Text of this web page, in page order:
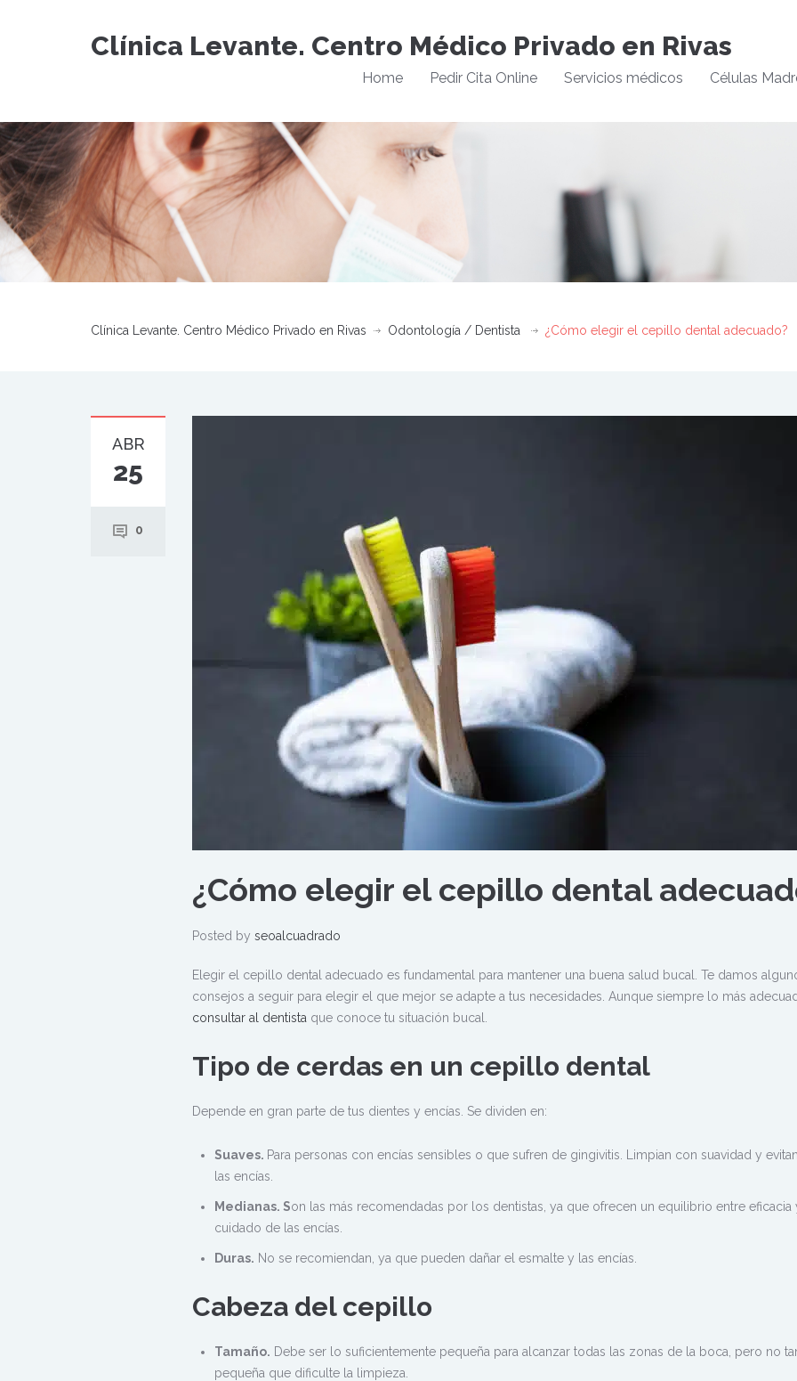
Clínica Levante. Centro Médico Privado en Rivas
Home Pedir Cita Online Servicios médicos Células
Clínica Levante. Centro Médico Privado en Rivas Odontología / Dentista ¿Cómo elegir el cepillo dental adecuado?
ABR
25
0
¿Cómo elegir el cepillo dental
Posted by seoalcuadrado
Elegir el cepillo dental adecuado es fundamental para mantener una buena salud bucal. Te damos
consejos a seguir para elegir el que mejor se adapte a tus necesidades. Aunque siempre lo más
consultar al dentista que conoce tu situación bucal.
Tipo de cerdas en un cepillo dental
Depende en gran parte de tus dientes y encías. Se dividen en:
Suaves. Para personas con encías sensibles o que sufren de gingivitis. Limpian con suavidad y
las encías.
Medianas. Son las más recomendadas por los dentistas, ya que ofrecen un equilibrio entre eficacia
cuidado de las encías.
Duras. No se recomiendan, ya que pueden dañar el esmalte y las encías.
Cabeza del cepillo
Tamaño. Debe ser lo suficientemente pequeña para alcanzar todas las zonas de la boca, pero no
pequeña que dificulte la limpieza.